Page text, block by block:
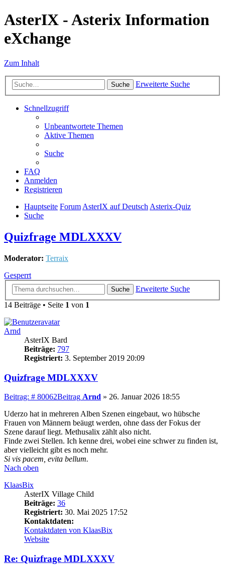
AsterIX - Asterix Information
eXchange
Zum Inhalt
Suche Erweiterte Suche
Schnellzugriff
Unbeantwortete Themen
Aktive Themen
Suche
FAQ
Anmelden
Registrieren
Hauptseite ForumAsterIX auf DeutschAsterix-Quiz
Suche
Quizfrage MDLXXXV
Moderator: Terraix
Gesperrt
Suche
Erweiterte Suche
14 Beiträge • Seite 1 von 1
Arnd
AsterIX Bard
Beiträge: 797
Registriert: 3. September 2019 20:09
Quizfrage MDLXXXV
Beitrag: # 80062Beitrag Arnd » 26. Januar 2026 18:55
Uderzo hat in mehreren Alben Szenen eingebaut, wo hübsche
Frauen von Männern beäugt werden, ohne dass der Fokus der
Szene darauf liegt. Methusalix zählt also nicht.
Finde zwei Stellen. Ich kenne drei, wobei eine schwer zu finden ist,
aber vielleicht gibt es noch mehr.
Si vis pacem, evita bellum.
Nach oben
KlaasBix
AsterIX Village Child
Beiträge: 36
Registriert: 30. Mai 2025 17:52
Kontaktdaten:
Kontaktdaten von KlaasBix
Website
Re: Quizfrage MDLXXXV